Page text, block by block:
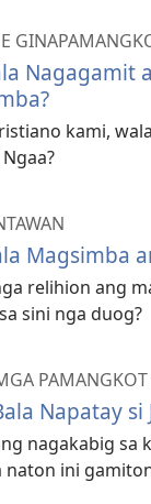
Nagagamit
kami,
Magsimba
relihion ang
sini nga duog?
Napatay si
nagakabig sa
naton ini